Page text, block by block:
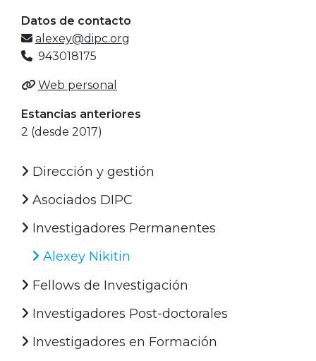
Datos de contacto
alexey@dipc.org
943018175
Web personal
Estancias anteriores
2 (desde 2017)
Dirección y gestión
Asociados DIPC
Investigadores Permanentes
Alexey Nikitin
Fellows de Investigación
Investigadores Post-doctorales
Investigadores en Formación